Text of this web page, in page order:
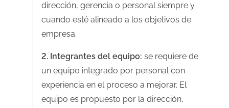
dirección, gerencia o personal siempre y
cuando esté alineado a los objetivos de
empresa.
2. Integrantes del equipo: se requiere de
un equipo integrado por personal con
experiencia en el proceso a mejorar. El
equipo es propuesto por la dirección,